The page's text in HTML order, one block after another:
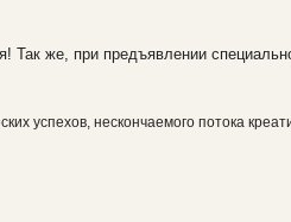
Так же, при предъявлении
успехов, нескончаемого потока